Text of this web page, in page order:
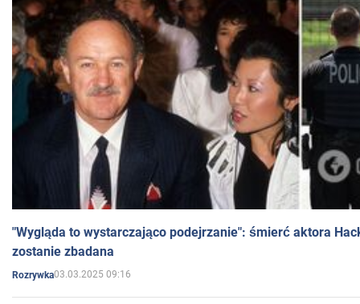
"Wygląda to wystarczająco podejrzanie": śmierć aktora
zostanie zbadana
Rozrywka03.03.2025 09:16